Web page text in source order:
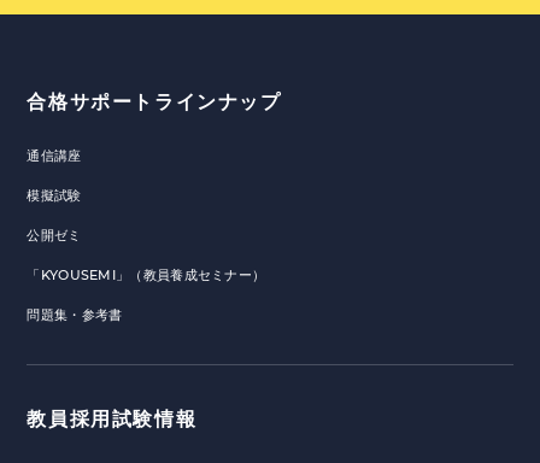
合格サポートラインナップ
通信講座
模擬試験
公開ゼミ
「KYOUSEMI」（教員養成セミナー）
問題集・参考書
教員採用試験情報